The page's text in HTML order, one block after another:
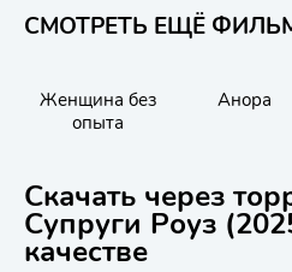
СМОТРЕТЬ ЕЩЁ
Женщина без
опыта
Анора
Скачать через
Супруги Роуз
качестве